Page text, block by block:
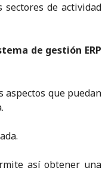
sectores de actividad
de gestión ERP
aspectos que puedan
así obtener una